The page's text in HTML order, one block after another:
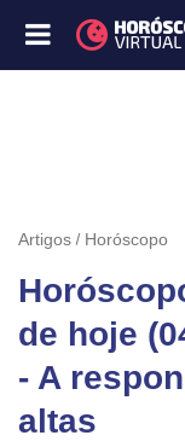
Artigos Horóscopo
de hoje
- A
altas